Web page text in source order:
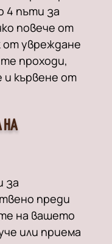
4 пъти за
повече от
от увреждане
проходи,
и кървене от
НА
за
преди
на вашето
или приема